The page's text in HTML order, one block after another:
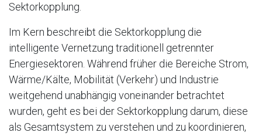
Sektorkopplung.
Im Kern beschreibt die Sektorkopplung die
intelligente Vernetzung traditionell getrennter
Energiesektoren. Während früher die Bereiche Strom,
Wärme/Kälte, Mobilität (Verkehr) und Industrie
weitgehend unabhängig voneinander betrachtet
wurden, geht es bei der Sektorkopplung darum, diese
als Gesamtsystem zu verstehen und zu koordinieren,